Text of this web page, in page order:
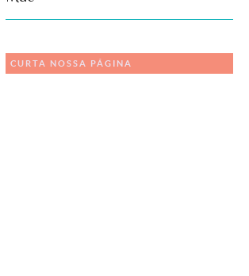
CURTA NOSSA PÁGINA